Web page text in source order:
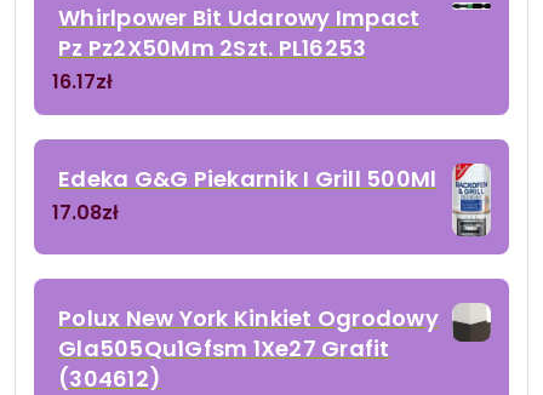
Whirlpower Bit Udarowy Impact
Pz Pz2X50Mm 2Szt. PL16253
16.17zł
Edeka G&G Piekarnik I Grill 500Ml
17.08zł
Polux New York Kinkiet Ogrodowy
Gla505Qu1Gfsm 1Xe27 Grafit
(304612)